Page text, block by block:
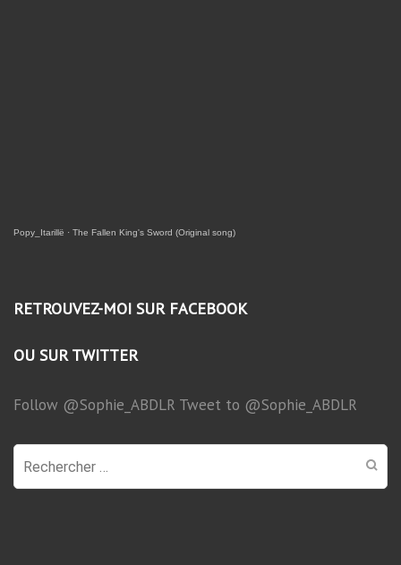
Popy_Itarillë · The Fallen King's Sword (Original song)
RETROUVEZ-MOI SUR FACEBOOK
OU SUR TWITTER
Follow @Sophie_ABDLR Tweet to @Sophie_ABDLR
Recherche
pour